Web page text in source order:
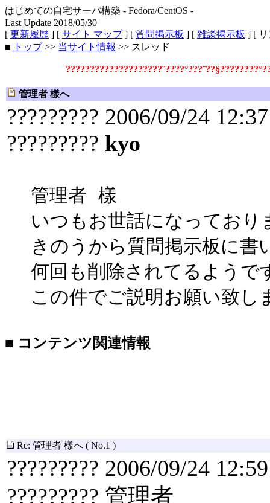
はじめての自宅サーバ構築 - Fedora/CentOS -
Last Update 2018/05/30
[ 更新履歴 ] [ サイト マップ] [ 質問掲示板 ] [ 雑談掲示板 ] [
■
トップ>> 当サイト情報 >> スレッド
管理者 樣へ
????????? 2006/09/24 12:37
????????? kyo
管理者 樣
いつもお世話になっており
きのうから質問掲示板に書
何回も削除されてるようで
この件でご説明お願い致し
■ コンテンツ関連情報
Re: 管理者 樣へ ( No.1 )
????????? 2006/09/24 12:59
????????? 管理者